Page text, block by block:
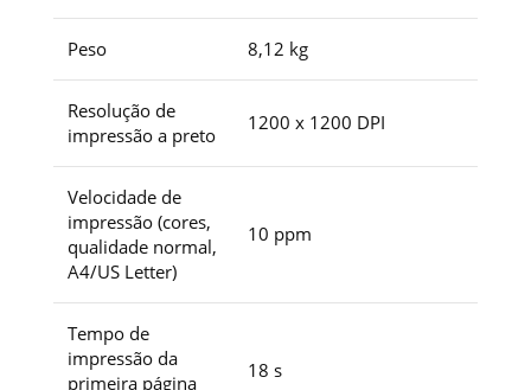
Peso 8,12 kg
Resolução de
impressão a preto
1200 x 1200 DPI
Velocidade de
impressão (cores,
qualidade normal,
A4/US Letter)
10 ppm
Tempo de
impressão da
primeira página
18 s